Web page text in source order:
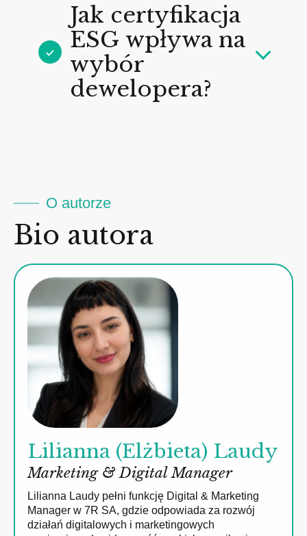
Jak certyfikacja
ESG wpływa na
wybór
dewelopera?
O autorze
Bio autora
Lilianna (Elżbieta) Laudy
Marketing & Digital Manager
Lilianna Laudy pełni funkcję Digital & Marketing
Manager w 7R SA, gdzie odpowiada za rozwój
działań digitalowych i marketingowych